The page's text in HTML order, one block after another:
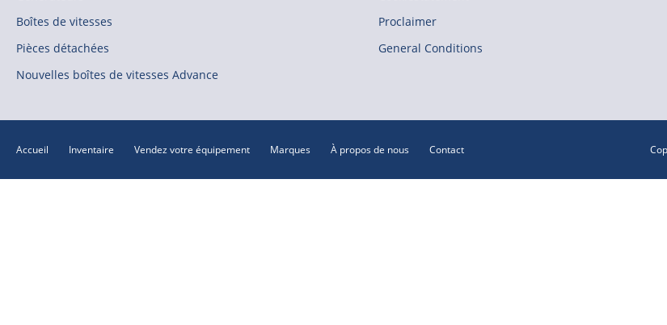
Boîtes de vitesses
Pièces détachées
Nouvelles boîtes de vitesses Advance
Proclaimer
General Conditions
Accueil Inventaire Vendez votre équipement Marques À propos de nous Contact